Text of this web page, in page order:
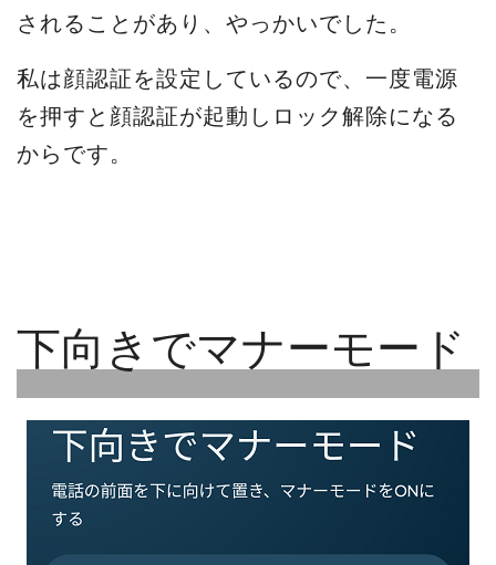
されることがあり、やっかいでした。
私は顔認証を設定しているので、一度電源
を押すと顔認証が起動しロック解除になる
からです。
下向きでマナーモード